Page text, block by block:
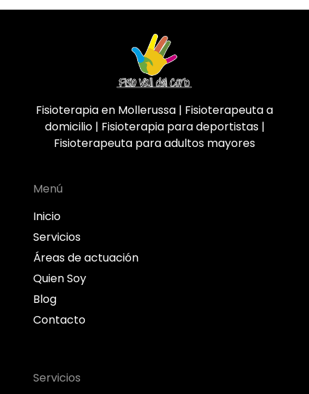
Fisioterapia en Mollerussa | Fisioterapeuta a
domicilio | Fisioterapia para deportistas |
Fisioterapeuta para adultos mayores
Menú
Inicio
Servicios
Áreas de actuación
Quien Soy
Blog
Contacto
Servicios